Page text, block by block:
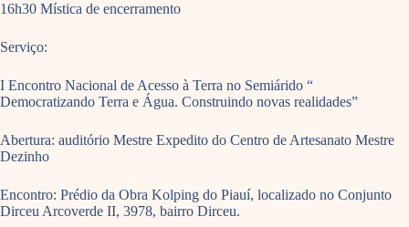
16h30 Mística de encerramento
Serviço:
I Encontro Nacional de Acesso à Terra no Semiárido “
Democratizando Terra e Água. Construindo novas realidades”
Abertura: auditório Mestre Expedito do Centro de Artesanato Mestre
Dezinho
Encontro: Prédio da Obra Kolping do Piauí, localizado no Conjunto
Dirceu Arcoverde II, 3978, bairro Dirceu.